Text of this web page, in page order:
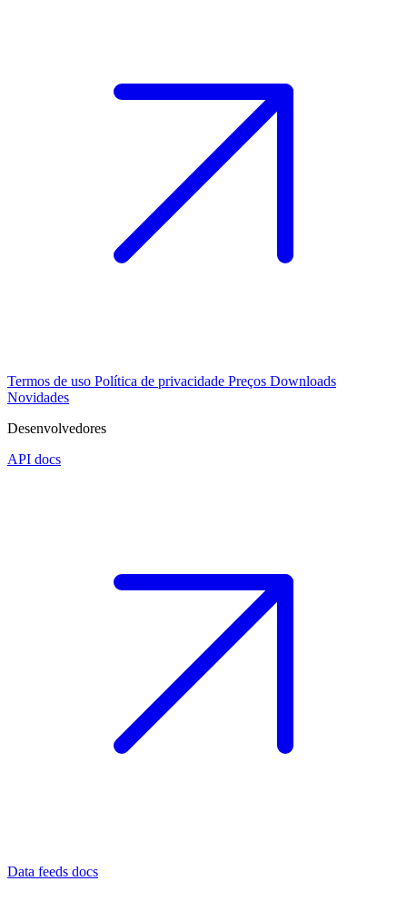
Termos de uso Política de privacidade Preços Downloads
Novidades
Desenvolvedores
API docs
Data feeds docs